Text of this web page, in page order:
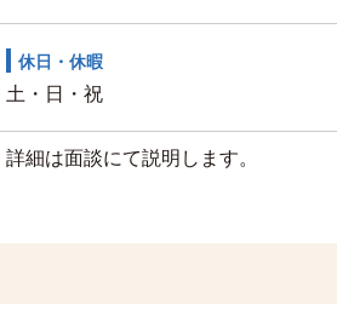
休日・休暇
土・日・祝
詳細は面談にて説明します。